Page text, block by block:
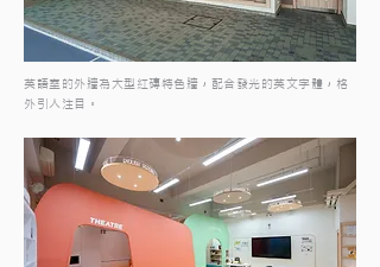
英語室的外牆為大型紅磚特色牆，配合發光的英文字體，格
外引人注目。